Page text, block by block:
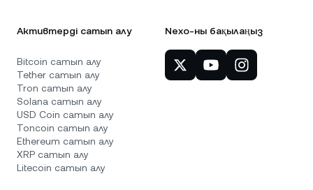
Активтерді сатып алу
Bitcoin сатып алу
Tether сатып алу
Tron сатып алу
Solana сатып алу
USD Coin сатып алу
Toncoin сатып алу
Ethereum сатып алу
XRP сатып алу
Litecoin сатып алу
Nexo-ны бақылаңыз